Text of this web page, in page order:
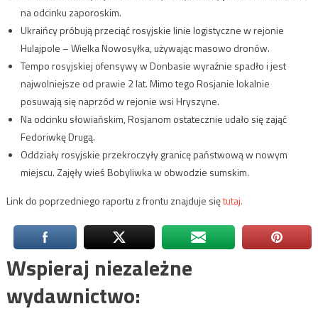
na odcinku zaporoskim.
Ukraińcy próbują przeciąć rosyjskie linie logistyczne w rejonie
Hulajpole – Wielka Nowosyłka, używając masowo dronów.
Tempo rosyjskiej ofensywy w Donbasie wyraźnie spadło i jest
najwolniejsze od prawie 2 lat. Mimo tego Rosjanie lokalnie
posuwają się naprzód w rejonie wsi Hryszyne.
Na odcinku słowiańskim, Rosjanom ostatecznie udało się zająć
Fedoriwkę Drugą.
Oddziały rosyjskie przekroczyły granicę państwową w nowym
miejscu. Zajęły wieś Bobyliwka w obwodzie sumskim.
Link do poprzedniego raportu z frontu znajduje siętutaj.
Wspieraj niezależne
wydawnictwo: